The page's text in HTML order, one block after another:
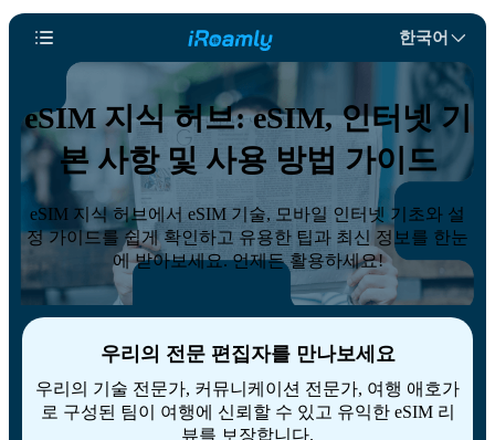
한국어
eSIM 지식 허브: eSIM, 인터넷 기
본 사항 및 사용 방법 가이드
eSIM 지식 허브에서 eSIM 기술, 모바일 인터넷 기초와 설
정 가이드를 쉽게 확인하고 유용한 팁과 최신 정보를 한눈
에 받아보세요. 언제든 활용하세요!
우리의 전문 편집자를 만나보세요
우리의 기술 전문가, 커뮤니케이션 전문가, 여행 애호가
로 구성된 팀이 여행에 신뢰할 수 있고 유익한 eSIM 리
뷰를 보장합니다.